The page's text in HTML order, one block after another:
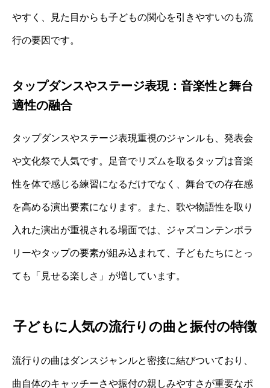
やすく、見た目からも子どもの関心を引きやすいのも流
行の要因です。
タップダンスやステージ表現：音楽性と舞台
適性の融合
タップダンスやステージ表現重視のジャンルも、発表会
や文化祭で人気です。足音でリズムを取るタップは音楽
性を体で感じる練習になるだけでなく、舞台での存在感
を高める演出要素になります。また、歌や物語性を取り
入れた演出が重視される場面では、ジャズコンテンポラ
リーやタップの要素が組み込まれて、子どもたちにとっ
ても「見せる楽しさ」が増しています。
子どもに人気の流行りの曲と振付の特徴
流行りの曲はダンスジャンルと密接に結びついており、
曲自体のキャッチーさや振付の親しみやすさが重要なポ